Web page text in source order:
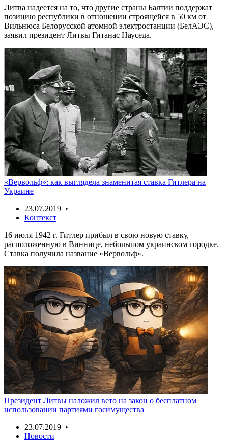
Литва надеется на то, что другие страны Балтии поддержат
позицию республики в отношении строящейся в 50 км от
Вильнюса Белорусской атомной электростанции (БелАЭС),
заявил президент Литвы Гитанас Науседа.
«Вервольф»: как выглядела знаменитая ставка Гитлера на
Украине
23.07.2019 •
Контекст
16 июля 1942 г. Гитлер прибыл в свою новую ставку,
расположенную в Виннице, небольшом украинском городке.
Ставка получила название «Вервольф».
Президент Литвы наложил вето на закон о бесплатном
использовании партиями госимущества
23.07.2019 •
Новости